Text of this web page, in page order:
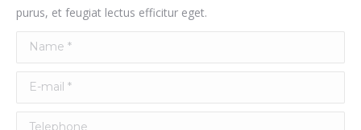
purus, et feugiat lectus efficitur eget.
Name *
E-mail *
Telephone